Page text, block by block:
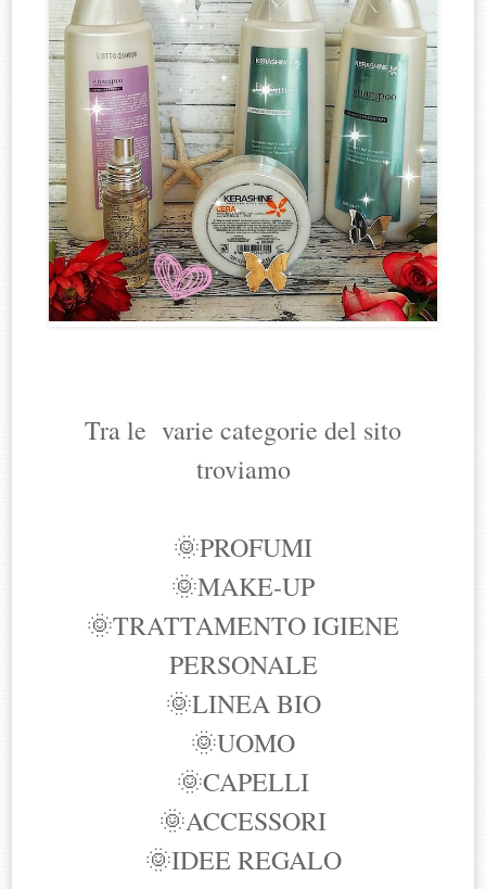
Tra le varie categorie del sito
troviamo
🌞PROFUMI
🌞MAKE-UP
🌞TRATTAMENTO IGIENE
PERSONALE
🌞LINEA BIO
🌞UOMO
🌞CAPELLI
🌞ACCESSORI
🌞IDEE REGALO